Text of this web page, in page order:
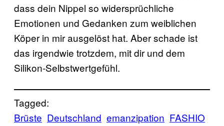
dass dein Nippel so widersprüchliche
Emotionen und Gedanken zum weiblichen
Köper in mir ausgelöst hat. Aber schade ist
das irgendwie trotzdem, mit dir und dem
Silikon-Selbstwertgefühl.
Tagged:
Brüste Deutschland emanzipation FASHIO